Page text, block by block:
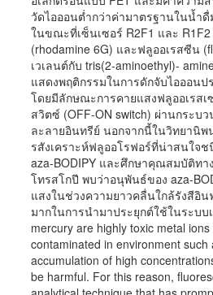
วัดไอออนต่ำกว่าค่ามาตรฐานในน้ำ
ในขณะที่เซ็นเซอร์ R2F1 และ
(rhodamine 6G) และฟลูออเรสซีน
เวเลนต์กับ tris(2-aminoethyl)-
แสดงพฤติกรรมในการดักจับไอออนป
โดยมีลักษณะการคายแสงฟลูออเรสเ
สวิตซ์ (OFF-ON switch) ผ่านกระบ
ละลายอินทรีย์ นอกจากนี้ในวิทยานิ
รสังเคราะห์ฟลูออโรฟอร์ที่น่าสนใจ
aza-BODIPY และศึกษาคุณสมบัติทา
โทรสโกปี พบว่าอนุพันธ์ของ aza-
แสงในช่วงความยาวคลื่นใกล้รังสีอิ
มากในการนำมาประยุกต์ใช้ในระบบ
mercury are highly toxic metal
contaminated in environment
accumulation of high
be harmful. For this reason,